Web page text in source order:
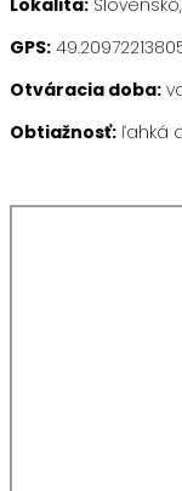
GPS:
Otváracia doba:
Obtiažnosť: ľahká